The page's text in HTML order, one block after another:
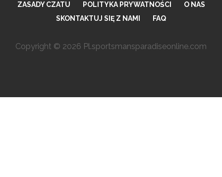
ZASADY CZATU
POLITYKA PRYWATNOŚCI
O NAS
SKONTAKTUJ SIĘ Z NAMI
FAQ
Copyright © 2026 Pl.sportsmansparadiseonline.com